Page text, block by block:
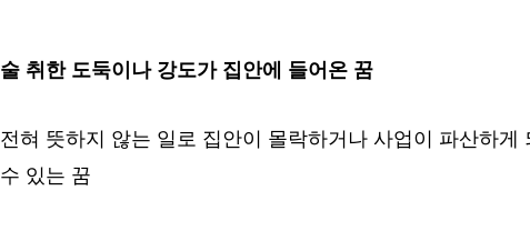
술 취한 도둑이나 강도가 집안에 들어온 꿈
전혀 뜻하지 않는 일로 집안이 몰락하거나 사업이 파산하게
수 있는 꿈